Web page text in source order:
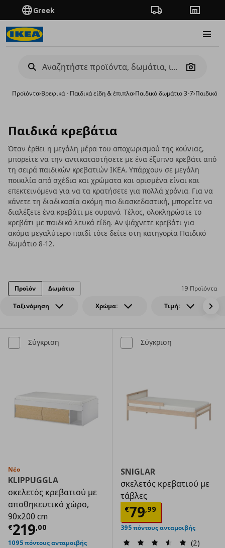
Greek Πορεία παραγγελίας
Camera
Προϊόντα›Βρεφικά - Παιδικά είδη & έπιπλα›Παιδικό δωμάτιο 3-7›Παιδικά
Παιδικά κρεβάτια
Όταν έρθει η μεγάλη μέρα του αποχωρισμού της κούνιας,
μπορείτε να την αντικαταστήσετε με ένα έξυπνο κρεβάτι από
τη σειρά παιδικών κρεβατιών ΙΚΕΑ. Υπάρχουν σε μεγάλη
ποικιλία από σχέδια και χρώματα και ορισμένα είναι και
επεκτεινόμενα για να τα κρατήσετε για πολλά χρόνια. Για να
κάνετε τη διαδικασία ακόμη πιο διασκεδαστική, μπορείτε να
διαλέξετε ένα κρεβάτι με ουρανό. Τέλος, ολοκληρώστε το
κρεβάτι με παιδικά λευκά είδη. Αν ψάχνετε κρεβάτι για
ακόμα μεγαλύτερο παιδί τότε δείτε στη κατηγορία Παιδικό
δωμάτιο 8-12.
Ταξινόμηση Χρώμα: Τιμή:
19 Προϊόντα
Προϊόν Δωμάτιο
Σύγκριση
Νέο
KLIPPUGGLA
σκελετός κρεβατιού με
αποθηκευτικό χώρο,
90x200 cm
€219,00
Τρέχουσα τιμή € 219,00
1095 πόντους ανταμοιβής
Σύγκριση
SNIGLAR
σκελετός κρεβατιού με
τάβλες
€79,99
Τρέχουσα
395 πόντους ανταμοιβής
(2)